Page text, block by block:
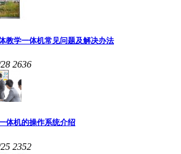
教学一体机常见问题及解决办法
2636
体机的操作系统介绍
2352